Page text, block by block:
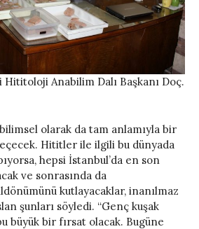
Anabilim Dalı Başkanı Doç.
olarak da tam anlamıyla bir
Hititler ile ilgili bu dünyada
hepsi İstanbul’da en son
ve sonrasında da
kutlayacaklar, inanılmaz
şunları söyledi. “Genç kuşak
büyük bir fırsat olacak. Bugüne